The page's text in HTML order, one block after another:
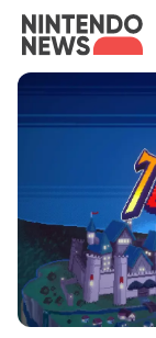
ARTYKUŁY
WSPARCIE